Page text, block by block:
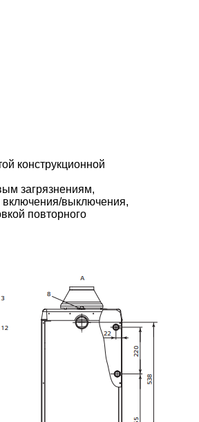
конструкционной
загрязнениям,
включения/выключения,
повторного